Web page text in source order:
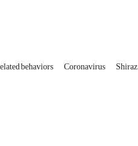
behaviors Coronavirus Shiraz